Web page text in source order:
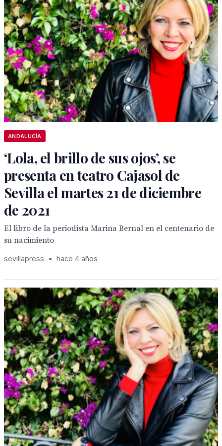
ANDALUCÍA
‘Lola, el brillo de sus ojos’, se
presenta en teatro Cajasol de
Sevilla el martes 21 de diciembre
de 2021
El libro de la periodista Marina Bernal en el centenario de
su nacimiento
sevillapress • hace 4 años